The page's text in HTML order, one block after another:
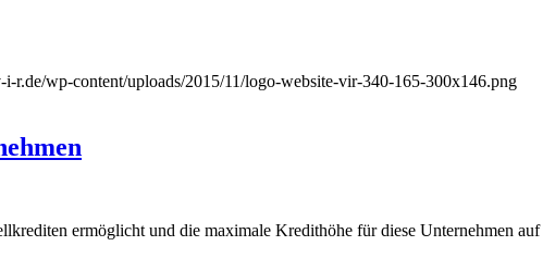
i-r.de/wp-content/uploads/2015/11/logo-website-vir-340-165-300x146.png
ermöglicht und die maximale Kredithöhe für diese Unternehmen auf